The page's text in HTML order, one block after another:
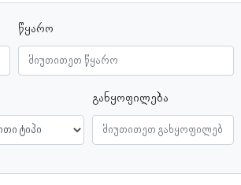
წყარო
განყოფილება